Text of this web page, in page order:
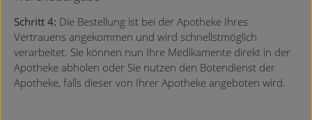
Schritt 4: Die Bestellung ist bei der Apotheke Ihres
Vertrauens angekommen und wird schnellstmöglich
verarbeitet. Sie können nun Ihre Medikamente direkt in der
Apotheke abholen oder Sie nutzen den Botendienst der
Apotheke, falls dieser von Ihrer Apotheke angeboten wird.